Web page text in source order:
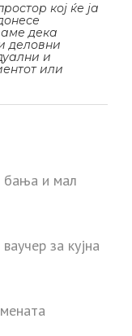
кој ќе ја
дека
деловни
и
или
бања и мал
за кујна